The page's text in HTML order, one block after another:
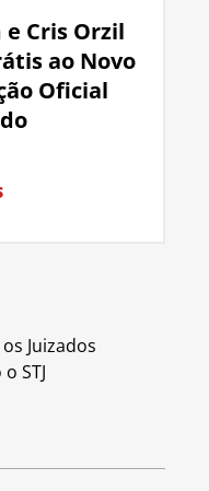
Cris Orzil
ao Novo
Oficial
Juizados
STJ